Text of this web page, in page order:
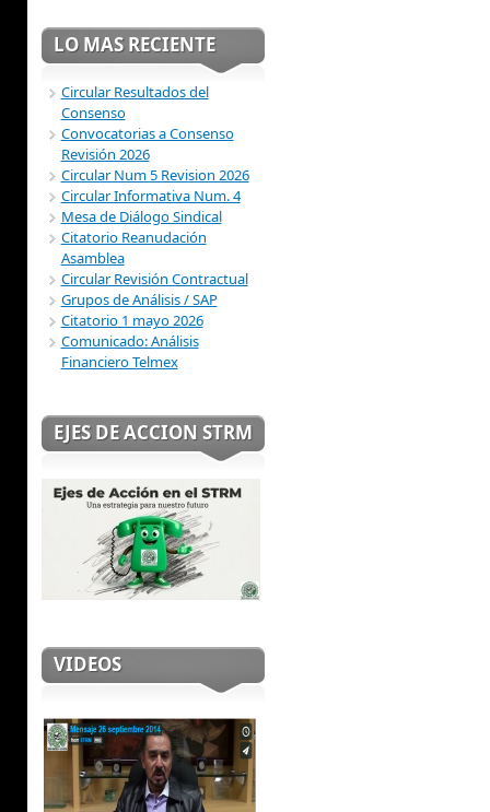
LO MAS RECIENTE
Circular Resultados del
Consenso
Convocatorias a Consenso
Revisión 2026
Circular Num 5 Revision 2026
Circular Informativa Num. 4
Mesa de Diálogo Sindical
Citatorio Reanudación
Asamblea
Circular Revisión Contractual
Grupos de Análisis / SAP
Citatorio 1 mayo 2026
Comunicado: Análisis
Financiero Telmex
EJES DE ACCION STRM
VIDEOS